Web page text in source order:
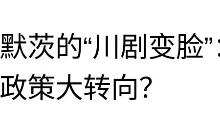
默茨的“川剧变脸
政策大转向？